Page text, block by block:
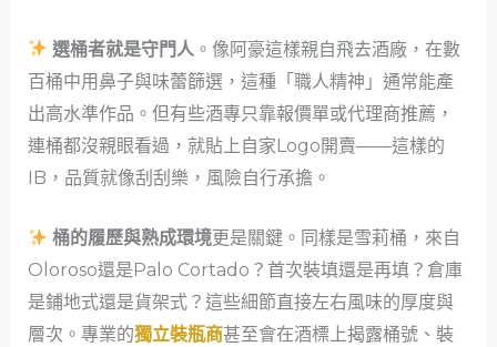
選桶者就是守門人 。像阿豪這樣親自飛去酒廠，在數
百桶中用鼻子與味蕾篩選，這種「職人精神」通常能產
出高水準作品。但有些酒專只靠報價單或代理商推薦，
連桶都沒親眼看過，就貼上自家Logo開賣——這樣的
IB，品質就像刮刮樂，風險自行承擔。
桶的履歷與熟成環境更是關鍵。同樣是雪莉桶，來自
Oloroso還是Palo Cortado？首次裝填還是再填？倉庫
是鋪地式還是貨架式？這些細節直接左右風味的厚度與
層次。專業的獨立裝瓶商甚至會在酒標上揭露桶號、裝